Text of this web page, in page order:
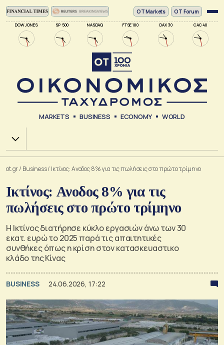
DOW JONES SP 500 NASDAQ FTSE 100 DAX 30 CAC 40
ΟΤ Markets OT Forum
MARKETS BUSINESS ECONOMY WORLD
Χ.Α.
ot.gr/ Business/ Ικτίνος: Ανοδος 8% για τις πωλήσεις στο πρώτο τρίμηνο
Ικτίνος: Ανοδος 8% για τις
πωλήσεις στο πρώτο τρίμηνο
Η Ικτίνος διατήρησε κύκλο εργασιών άνω των 30
εκατ. ευρώ το 2025 παρά τις απαιτητικές
συνθήκες όπως η κρίση στον κατασκευαστικο
κλάδο της Κίνας
BUSINESS 24.06.2026, 17:22